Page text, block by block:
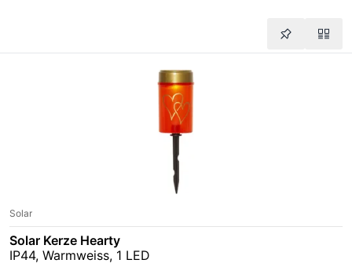
Solar
Solar Kerze Hearty
IP44, Warmweiss, 1 LED